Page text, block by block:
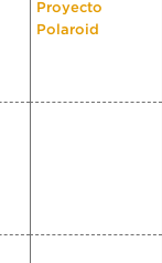
Proyecto
Polaroid